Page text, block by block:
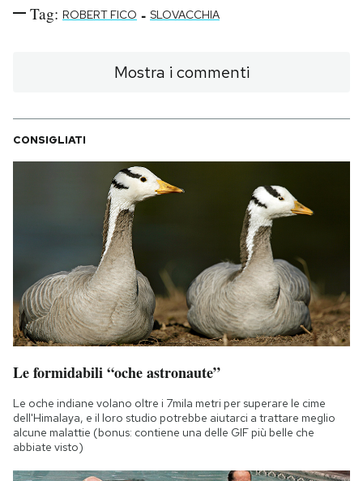
Tag: ROBERT FICO - SLOVACCHIA
Mostra i commenti
CONSIGLIATI
Le formidabili “oche astronaute”
Le oche indiane volano oltre i 7mila metri per superare le cime
dell'Himalaya, e il loro studio potrebbe aiutarci a trattare meglio
alcune malattie (bonus: contiene una delle GIF più belle che
abbiate visto)